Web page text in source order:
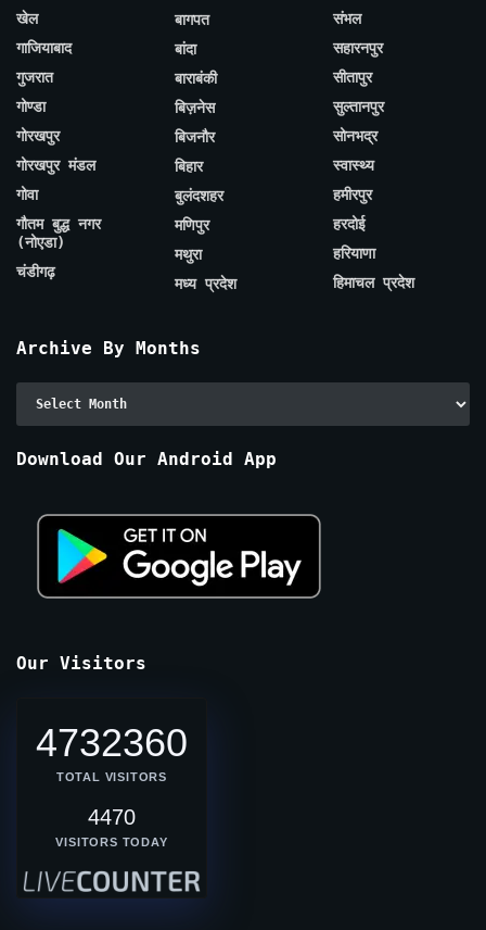
खेल
गाजियाबाद
गुजरात
गोण्डा
गोरखपुर
गोरखपुर मंडल
गोवा
गौतम बुद्ध नगर
(नोएडा)
चंडीगढ़
बागपत
बांदा
बाराबंकी
बिज़नेस
बिजनौर
बिहार
बुलंदशहर
मणिपुर
मथुरा
मध्य प्रदेश
संभल
सहारनपुर
सीतापुर
सुल्तानपुर
सोनभद्र
स्वास्थ्य
हमीरपुर
हरदोई
हरियाणा
हिमाचल प्रदेश
Archive By Months
Download Our Android App
Our Visitors
4732360
TOTAL VISITORS
4470
VISITORS TODAY